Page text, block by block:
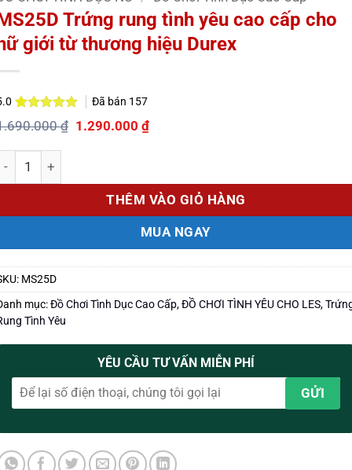
Trứng rung tình yêu cao cấp cho
giới từ thương hiệu Durex
5.0 trên 5
dựa trên
1
Đã bán 157
₫ Giá
1.290.000₫Giá
lượng
THÊM VÀO GIỎ HÀNG
MUA NGAY
MS25D
mục:Đồ Chơi Tình Dục Cao Cấp,ĐỒ CHƠI TÌNH YÊU CHO LES,
Tình Yêu
YÊU CẦU TƯ VẤN MIỄN PHÍ